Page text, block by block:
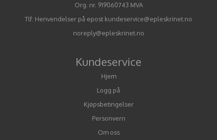
Org. nr. 919060743 MVA
Tlf: Henvendelser på epost kundeservice@epleskrinet.no
noreply@epleskrinet.no
Kundeservice
Hjem
Logg på
Kjøpsbetingelser
Personvern
Om oss